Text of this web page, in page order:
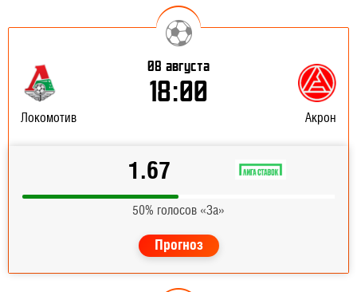
08 августа
18:00
Локомотив Акрон
1.67
50% голосов «За»
Прогноз